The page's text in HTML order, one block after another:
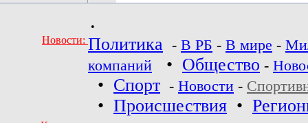
•
Новости: Политика - В РБ - В мире -
компаний
• Общество -
• Спорт - Новости -
• Происшествия •